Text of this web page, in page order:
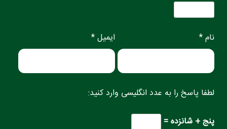
نام * ایمیل *
لطفا پاسخ را به عدد انگلیسی وارد کنید:
پنج + شانزده =